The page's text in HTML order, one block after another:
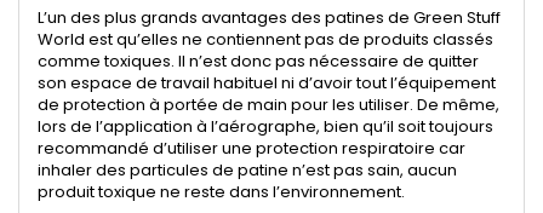
L’un des plus grands avantages des patines de Green Stuff
World est qu’elles ne contiennent pas de produits classés
comme toxiques. Il n’est donc pas nécessaire de quitter
son espace de travail habituel ni d’avoir tout l’équipement
de protection à portée de main pour les utiliser. De même,
lors de l’application à l’aérographe, bien qu’il soit toujours
recommandé d’utiliser une protection respiratoire car
inhaler des particules de patine n’est pas sain, aucun
produit toxique ne reste dans l’environnement.